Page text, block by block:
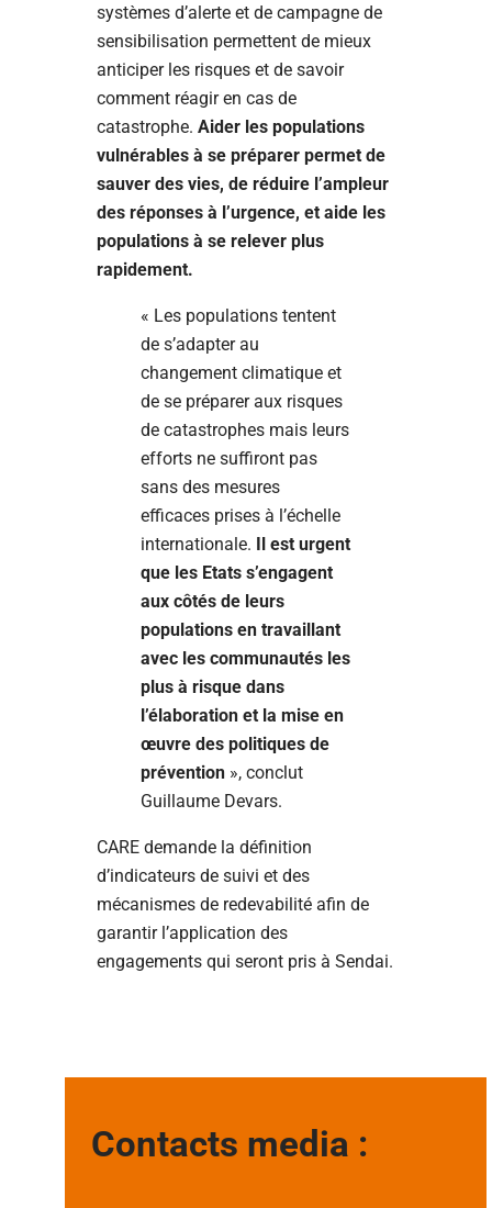
systèmes d’alerte et de campagne de
sensibilisation permettent de mieux
anticiper les risques et de savoir
comment réagir en cas de
catastrophe. Aider les populations
vulnérables à se préparer permet de
sauver des vies, de réduire l’ampleur
des réponses à l’urgence, et aide les
populations à se relever plus
rapidement.
« Les populations tentent
de s’adapter au
changement climatique et
de se préparer aux risques
de catastrophes mais leurs
efforts ne suffiront pas
sans des mesures
efficaces prises à l’échelle
internationale. Il est urgent
que les Etats s’engagent
aux côtés de leurs
populations en travaillant
avec les communautés les
plus à risque dans
l’élaboration et la mise en
œuvre des politiques de
prévention », conclut
Guillaume Devars.
CARE demande la définition
d’indicateurs de suivi et des
mécanismes de redevabilité afin de
garantir l’application des
engagements qui seront pris à Sendai.
Contacts media :